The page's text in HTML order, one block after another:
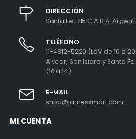
DIRECCIÓN
Santa Fe 1715 C.A.B.A.
TELÉFONO
11-4812-5220 (LaV de 10 a
Alvear, San Isidro y Santa
(10 a 14)
E-MAIL
shop@jamessmart.com
MI CUENTA